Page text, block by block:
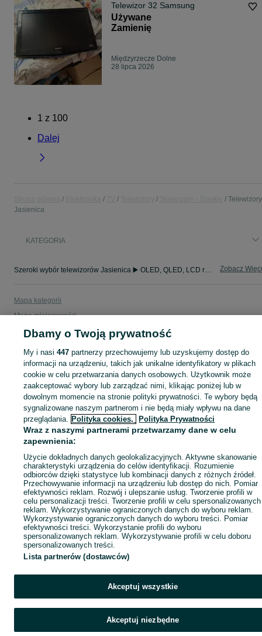
Telewizor 32 Samsung
Używane
Zamienię
Międzyrzecze Dolne
28 lipca 2026
1 z 100
Dalej
Jasienica
KATEGORIA
Szeroki wybór telewizorów Jasienica ▶️ OLED, QLED, LCD różnych rozmiarów ✅ Nowe i używane w dobrych cenach ☝ Sprawdź ogłoszenia online na OLX.pl! Zobacz
Mapa kategorii
Mapa miejscowości
Mapa ministron
Dbamy o Twoją prywatność
My i nasi447 partnerzy przechowujemy lub uzyskujemy dostęp do
informacji na urządzeniu, takich jak unikalne identyfikatory w plikach
cookie w celu przetwarzania danych osobowych. Użytkownik może
zaakceptować wybory lub zarządzać nimi, klikając poniżej lub w
dowolnym momencie na stronie polityki prywatności. Te wybory będą
sygnalizowane naszym partnerom i nie będą miały wpływu na dane
przeglądania. Polityka cookies, Polityka Prywatności
Wraz z naszymi partnerami przetwarzamy dane w celu
zapewnienia:
Użycie dokładnych danych geolokalizacyjnych. Aktywne skanowanie
charakterystyki urządzenia do celów identyfikacji. Rozumienie
odbiorców dzięki statystyce lub kombinacji danych z różnych źródeł.
Przechowywanie informacji na urządzeniu lub dostęp do nich. Pomiar
efektywności reklam. Rozwój i ulepszanie usług. Tworzenie profili w
celu personalizacji treści. Tworzenie profili w celu spersonalizowanych
reklam. Wykorzystywanie ograniczonych danych do wyboru reklam.
Wykorzystywanie ograniczonych danych do wyboru treści. Pomiar
efektywności treści. Wykorzystanie profili do wyboru
spersonalizowanych reklam. Wykorzystywanie profili w celu doboru
spersonalizowanych treści.
Lista partnerów (dostawców)
Akceptuj wszystkie
Akceptuj niezbędne